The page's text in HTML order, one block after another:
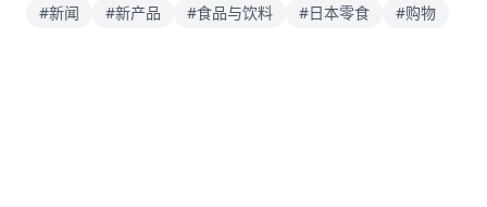
#新闻
#新产品 #食品与饮料 #日本零食 #购物